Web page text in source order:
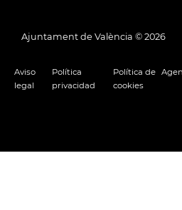
Ajuntament de València © 2026
Aviso
legal
Política
privacidad
Política de
cookies